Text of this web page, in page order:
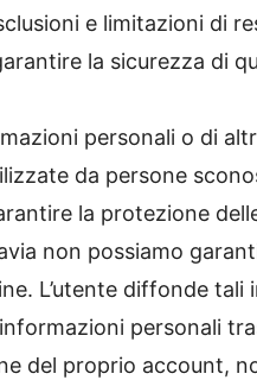
e limitazioni di
la sicurezza di
personali o di
da persone
la protezione
non possiamo
L’utente diffonde tali
personali
del proprio account,